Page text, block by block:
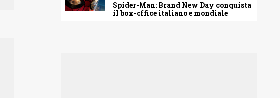
Spider-Man: Brand New Day conquista
il box-office italiano e mondiale